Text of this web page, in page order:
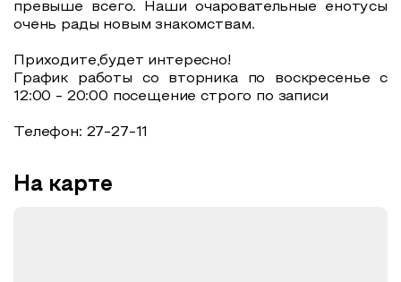
превыше всего. Наши очаровательные енотусы
очень рады новым знакомствам.
Приходите,будет интересно!
График работы со вторника по воскресенье с
12:00 - 20:00 посещение строго по записи
Телефон: 27-27-11
На карте